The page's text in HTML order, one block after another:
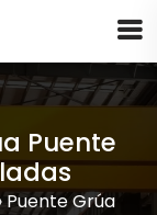
Puente
Puente Grúa